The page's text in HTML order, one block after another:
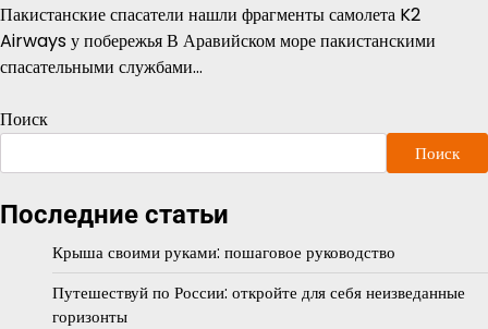
Пакистанские спасатели нашли фрагменты самолета K2
Airways у побережья В Аравийском море пакистанскими
спасательными службами…
Поиск
Поиск
Последние статьи
Крыша своими руками: пошаговое руководство
Путешествуй по России: откройте для себя неизведанные
горизонты